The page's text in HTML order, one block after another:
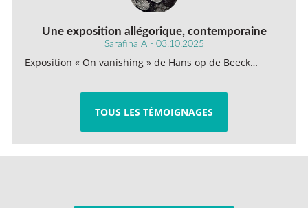
Une exposition allégorique, contemporaine
Sarafina A - 03.10.2025
Exposition « On vanishing » de Hans op de Beeck…
TOUS LES TÉMOIGNAGES